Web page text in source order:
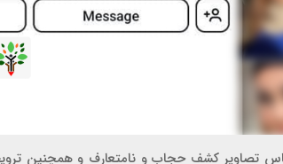
تصاویر کشف حجاب و نامتعارف و همچنین